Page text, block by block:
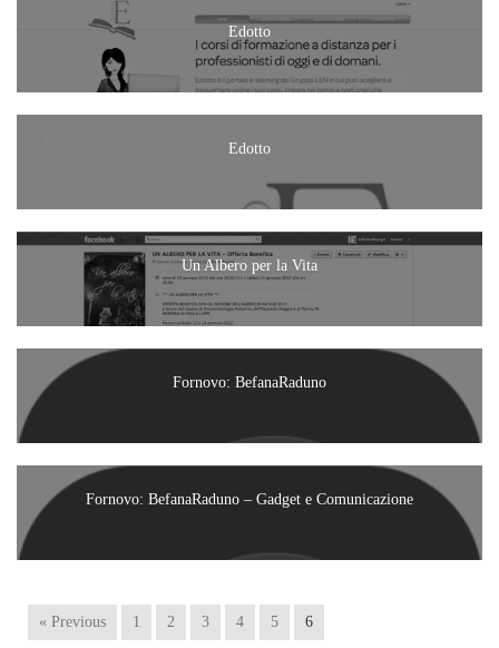
Edotto
Edotto
Un Albero per la Vita
Fornovo: BefanaRaduno
Fornovo: BefanaRaduno – Gadget e Comunicazione
« Previous 1 2 3 4 5 6